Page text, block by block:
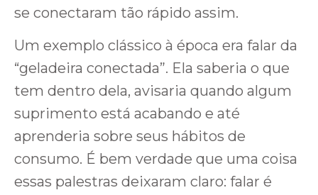
se conectaram tão rápido assim.
Um exemplo clássico à época era falar da
“geladeira conectada”. Ela saberia o que
tem dentro dela, avisaria quando algum
suprimento está acabando e até
aprenderia sobre seus hábitos de
consumo. É bem verdade que uma coisa
essas palestras deixaram claro: falar é